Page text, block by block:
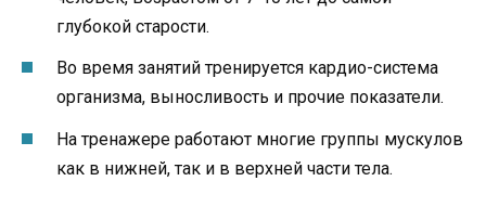
глубокой старости.
Во время занятий тренируется кардио-система
организма, выносливость и прочие показатели.
На тренажере работают многие группы мускулов
как в нижней, так и в верхней части тела.